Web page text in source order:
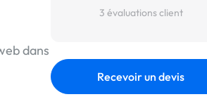
dans
3 évaluations client
Recevoir un devis